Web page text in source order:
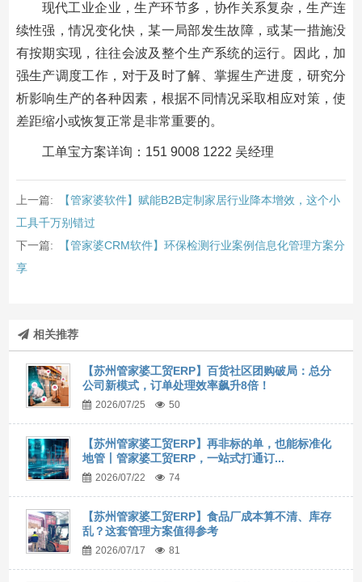
现代工业企业，生产环节多，协作关系复杂，生产连
续性强，情况变化快，某一局部发生故障，或某一措施没
有按期实现，往往会波及整个生产系统的运行。因此，加
强生产调度工作，对于及时了解、掌握生产进度，研究分
析影响生产的各种因素，根据不同情况采取相应对策，使
差距缩小或恢复正常是非常重要的。
工单宝方案详询：151 9008 1222 吴经理
上一篇:
【管家婆软件】赋能B2B定制家居行业降本增效，这个小
工具千万别错过
下一篇:
【管家婆CRM软件】环保检测行业案例信息化管理方案分
享
相关推荐
【苏州管家婆工贸ERP】百货社区团购破局：总分
公司新模式，订单处理效率飙升8倍！
2026/07/25 50
【苏州管家婆工贸ERP】再非标的单，也能标准化
地管丨管家婆工贸ERP，一站式打通订...
2026/07/22 74
【苏州管家婆工贸ERP】食品厂成本算不清、库存
乱？这套管理方案值得参考
2026/07/17 81